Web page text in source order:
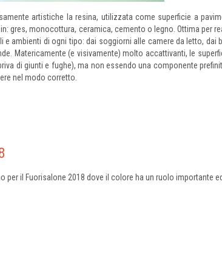
artistiche la resina, utilizzata come superficie a
gres, monocottura, ceramica, cemento o legno. Ottima per
ambienti di ogni tipo: dai soggiorni alle camere da letto, dai
Matericamente (e visivamente) molto accattivanti, le
di giunti e fughe), ma non essendo una componente
nel modo corretto.
per il Fuorisalone 2018 dove il colore ha un ruolo importante